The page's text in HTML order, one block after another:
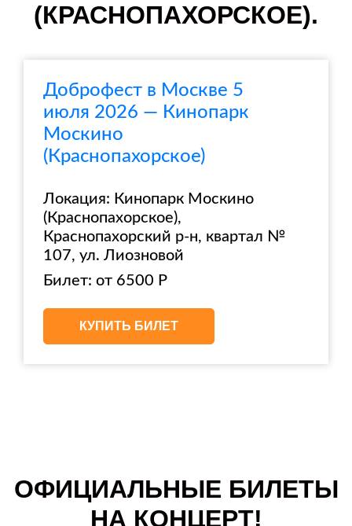
(КРАСНОПАХОРСКОЕ).
Доброфест в Москве 5
июля 2026 — Кинопарк
Москино
(Краснопахорское)
Локация: Кинопарк Москино
(Краснопахорское),
Краснопахорский р-н, квартал №
107, ул. Лиозновой
Билет: от 6500 Р
КУПИТЬ БИЛЕТ
ОФИЦИАЛЬНЫЕ БИЛЕТЫ
НА КОНЦЕРТ!